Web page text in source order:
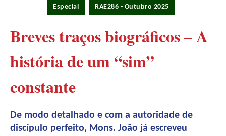
Especial RAE286 - Outubro 2025
Breves traços biográficos – A
história de um “sim”
constante
De modo detalhado e com a autoridade de
discípulo perfeito, Mons. João já escreveu